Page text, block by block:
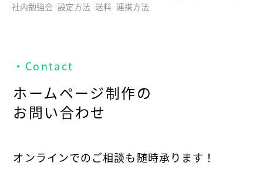
社内勉強会 設定方法 送料 連携方法
・Contact
ホームページ制作の
お問い合わせ
オンラインでのご相談も随時承ります！